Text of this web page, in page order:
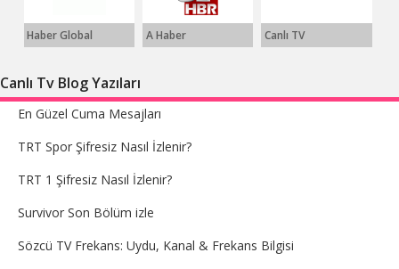
Haber Global A Haber Canlı TV
Canlı Tv Blog Yazıları
En Güzel Cuma Mesajları
TRT Spor Şifresiz Nasıl İzlenir?
TRT 1 Şifresiz Nasıl İzlenir?
Survivor Son Bölüm izle
Sözcü TV Frekans: Uydu, Kanal & Frekans Bilgisi